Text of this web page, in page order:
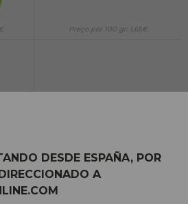
Preço por 100 gr: 1,65€
Creme
S5-
DESDE ESPAÑA, POR
A